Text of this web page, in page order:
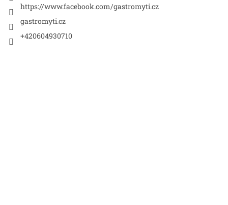
https://www.facebook.com/gastromyti.cz
gastromyti.cz
+420604930710